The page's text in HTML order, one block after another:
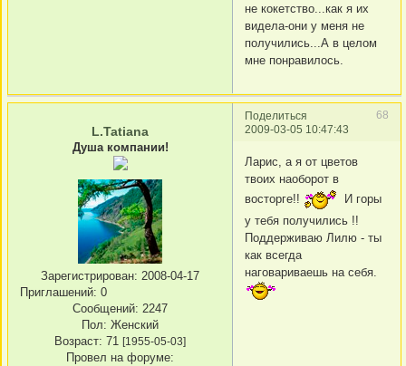
не кокетство...как я их
видела-они у меня не
получились...А в целом
мне понравилось.
Поделиться
68
2009-03-05 10:47:43
L.Tatiana
Душа компании!
Зарегистрирован: 2008-04-17
Приглашений: 0
Сообщений: 2247
Пол: Женский
Возраст: 71 [1955-05-03]
Провел на форуме:
Ларис, а я от цветов
твоих наоборот в
восторге!!
И горы
у тебя получились !!
Поддерживаю Лилю - ты
как всегда
наговариваешь на себя.